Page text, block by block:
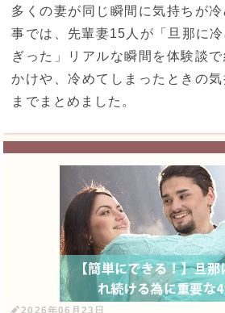
多くの妻が同じ瞬間に気持ちが
事では、先輩妻15人が「旦那に
ぎった」リアルな瞬間を体験談
かけや、冷めてしまったときの
までまとめました。
2026年06月23日